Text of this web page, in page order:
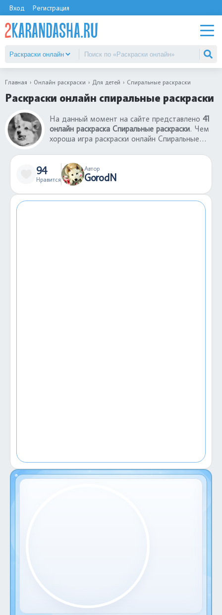
Вход Регистрация
Главная Онлайн раскраски Для детей Спиральные раскраски
Раскраски онлайн спиральные раскраски
На данный момент на сайте представлено 41
онлайн раскраска Спиральные раскраски. Чем
хороша игра раскраски онлайн Спиральные
раскрасить раскраску не нужны бумаги, краски,
фломастеры. В-третьих, играть в раскраски
онлайн Спиральные раскраски можно даже на
94
Нравится
Автор
GorodN